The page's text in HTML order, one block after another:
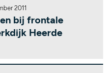
2011
bij frontale
Heerde